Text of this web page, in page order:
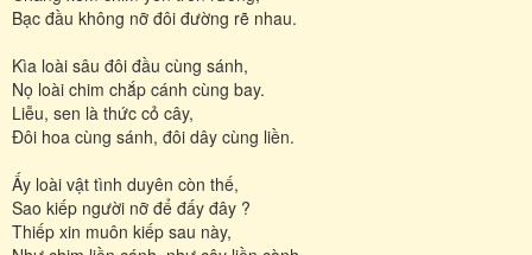
Bạc đầu không nỡ đôi đường rẽ nhau.
Kìa loài sâu đôi đầu cùng sánh,
Nọ loài chim chắp cánh cùng bay.
Liễu, sen là thức cỏ cây,
Đôi hoa cùng sánh, đôi dây cùng liền.
Ấy loài vật tình duyên còn thế,
Sao kiếp người nỡ để đấy đây ?
Thiếp xin muôn kiếp sau này,